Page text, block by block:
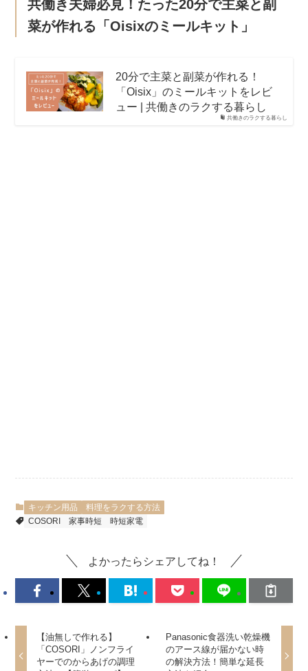
共働き夫婦必見！たった20分で主菜と副
菜が作れる「Oisixのミールキット」
共働きのラクする暮らし
20分で主菜と副菜が作れる！
「Oisix」のミールキットをレビ
ュー | 共働きのラクする暮らし
キッチン用品
料理をラクする方法
COSORI
家事時短 時短家電
よかったらシェアしてね！
【油無しで作れる】
「COSORI」ノンフライ
ヤーでのからあげの調理
Panasonic食器洗い乾燥機
のアース線が届かない時
の解決方法！簡単な延長